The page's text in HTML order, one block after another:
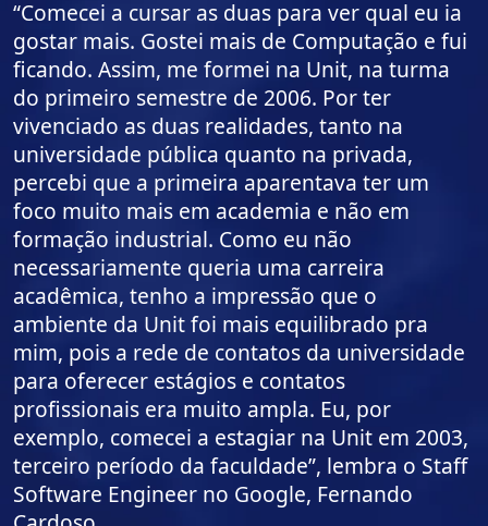
“Comecei a cursar as duas para ver qual eu ia
gostar mais. Gostei mais de Computação e fui
ficando. Assim, me formei na Unit, na turma
do primeiro semestre de 2006. Por ter
vivenciado as duas realidades, tanto na
universidade pública quanto na privada,
percebi que a primeira aparentava ter um
foco muito mais em academia e não em
formação industrial. Como eu não
necessariamente queria uma carreira
acadêmica, tenho a impressão que o
ambiente da Unit foi mais equilibrado pra
mim, pois a rede de contatos da universidade
para oferecer estágios e contatos
profissionais era muito ampla. Eu, por
exemplo, comecei a estagiar na Unit em 2003,
terceiro período da faculdade”, lembra o Staff
Software Engineer no Google, Fernando